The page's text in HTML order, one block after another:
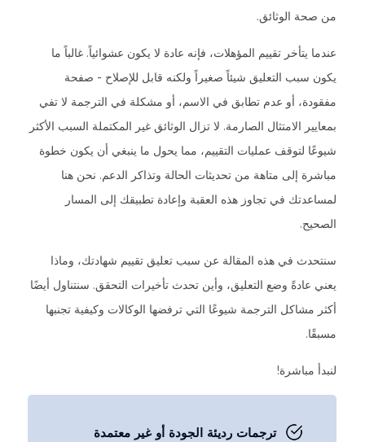
من صحة الوثائق.
عندما يتأخر تقييم المؤهلات، فإنه عادة لا يكون عشوائياً. غالباً ما
يكون سبب التعليق شيئاً صغيراً ولكنه قابل للإصلاح - صفحة
مفقودة، أو عدم تطابق في الاسم، أو مشكلة في الترجمة لا تفي
بمعايير الامتثال الصارمة. لا تزال الوثائق غير المكتملة السبب الأكثر
شيوعًا لتوقف عمليات التقييم، مما يحول ما ينبغي أن يكون خطوة
مباشرة إلى متاهة من تحديثات الحالة وتذاكر الدعم. نحن هنا
لمساعدتك في تجاوز هذه العقبة وإعادة تطبيقك إلى المسار
الصحيح.
سنتحدث في هذه المقالة عن سبب تعليق تقييم شهادتك، وماذا
يعني عادةً وضع التعليق، وأين تحدث تأخيرات التحقق. سنتناول أيضًا
أكثر مشاكل الترجمة شيوعًا التي ترفضها الوكالات وكيفية تجنبها
مسبقًا.
لنبدأ مباشرة!
ترجمات رديئة الجودة أو غير معتمدة